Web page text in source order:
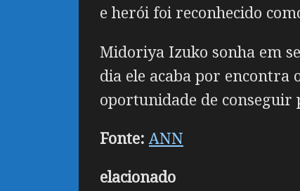
e herói foi reconhecido
Midoriya Izuko sonha em
dia ele acaba por encontra
oportunidade de conseguir
Fonte: ANN
elacionado